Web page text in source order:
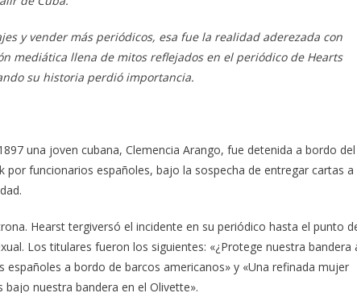
y vender más periódicos, esa fue la realidad aderezada con
mediática llena de mitos reflejados en el periódico de Hearts
su historia perdió importancia.
una joven cubana, Clemencia Arango, fue detenida a bordo del
funcionarios españoles, bajo la sospecha de entregar cartas a
Hearst tergiversó el incidente en su periódico hasta el punto
Los titulares fueron los siguientes: «¿Protege nuestra bandera
a bordo de barcos americanos» y «Una refinada mujer
nuestra bandera en el Olivette».